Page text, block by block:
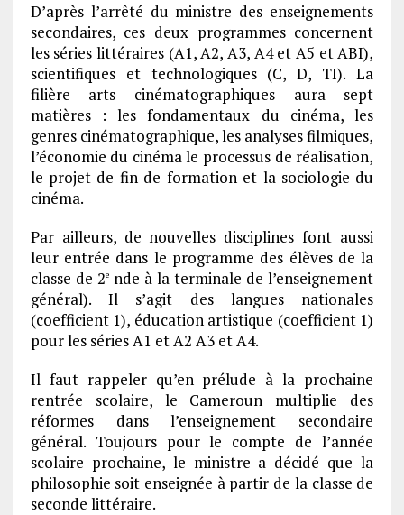
D’après l’arrêté du ministre des enseignements
secondaires, ces deux programmes concernent
les séries littéraires (A1, A2, A3, A4 et A5 et ABI),
scientifiques et technologiques (C, D, TI). La
filière arts cinématographiques aura sept
matières : les fondamentaux du cinéma, les
genres cinématographique, les analyses filmiques,
l’économie du cinéma le processus de réalisation,
le projet de fin de formation et la sociologie du
cinéma.
Par ailleurs, de nouvelles disciplines font aussi
leur entrée dans le programme des élèves de la
classe de 2ende à la terminale de l’enseignement
général). Il s’agit des langues nationales
(coefficient 1), éducation artistique (coefficient 1)
pour les séries A1 et A2 A3 et A4.
Il faut rappeler qu’en prélude à la prochaine
rentrée scolaire, le Cameroun multiplie des
réformes dans l’enseignement secondaire
général. Toujours pour le compte de l’année
scolaire prochaine, le ministre a décidé que la
philosophie soit enseignée à partir de la classe de
seconde littéraire.